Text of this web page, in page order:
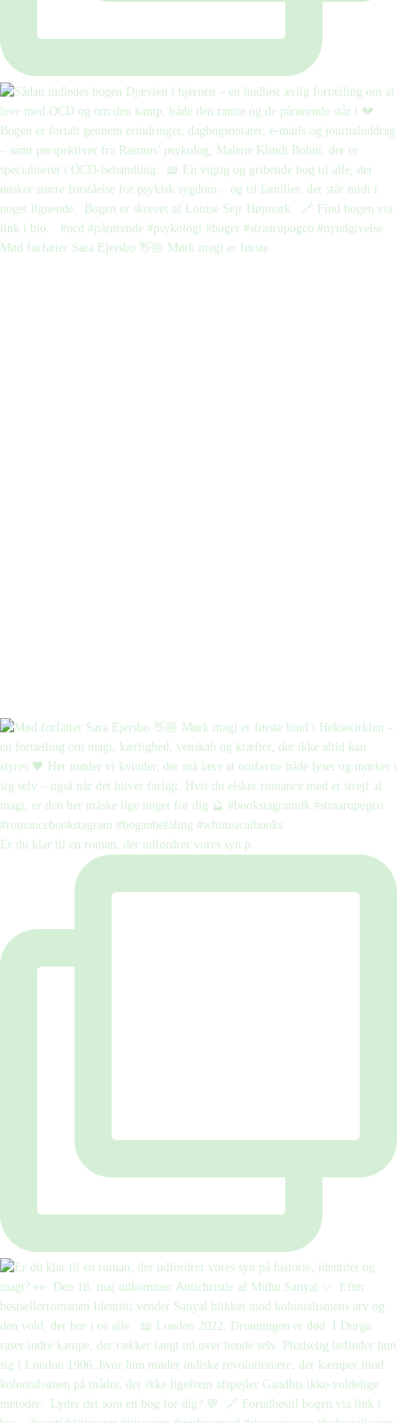
Mød forfatter Sara Ejersbo 👋🏼 Mørk magi er første
Er du klar til en roman, der udfordrer vores syn p